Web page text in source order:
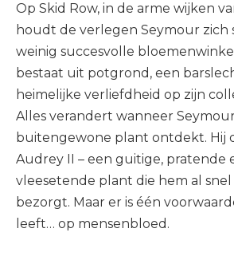
Op Skid Row, in de arme wijken
houdt de verlegen Seymour zich
weinig succesvolle
bestaat uit potgrond, een
heimelijke verliefdheid op zijn
Alles verandert wanneer
buitengewone plant ontdekt. Hij
Audrey II – een guitige, pratende
vleesetende plant die hem al
bezorgt. Maar er is één
leeft… op mensenbloed.